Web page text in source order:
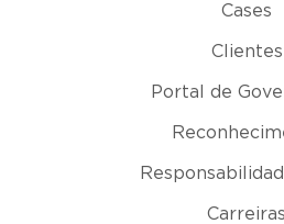
Cases
Clientes
Portal de
Carreiras